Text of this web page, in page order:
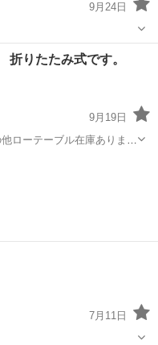
9月24日
グセット 新聞
りたたみ式です。
9月19日
ローテーブル在庫ありま
7月11日